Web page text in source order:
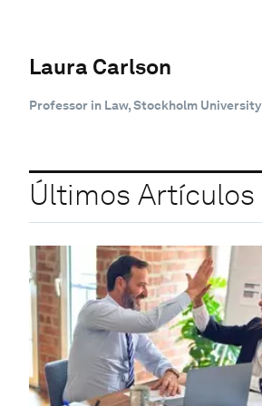
Laura Carlson
Professor in Law, Stockholm University
Últimos Artículos